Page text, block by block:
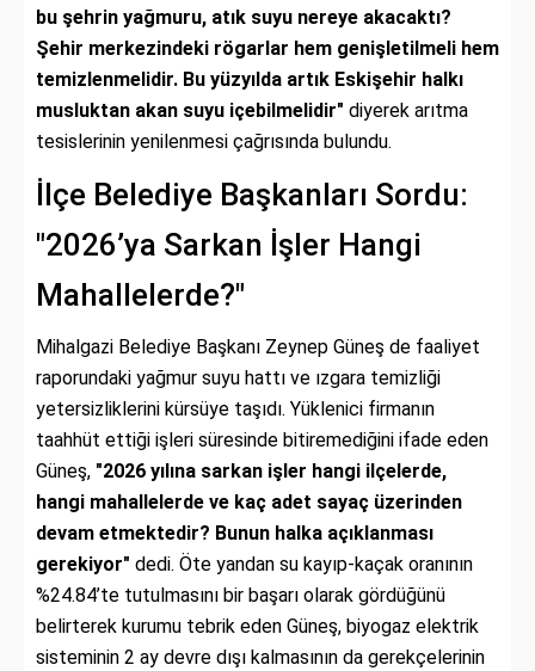
bu şehrin yağmuru, atık suyu nereye akacaktı?
Şehir merkezindeki rögarlar hem genişletilmeli hem
temizlenmelidir. Bu yüzyılda artık Eskişehir halkı
musluktan akan suyu içebilmelidir" diyerek arıtma
tesislerinin yenilenmesi çağrısında bulundu.
İlçe Belediye Başkanları Sordu:
"2026’ya Sarkan İşler Hangi
Mahallelerde?"
Mihalgazi Belediye Başkanı Zeynep Güneş de faaliyet
raporundaki yağmur suyu hattı ve ızgara temizliği
yetersizliklerini kürsüye taşıdı. Yüklenici firmanın
taahhüt ettiği işleri süresinde bitiremediğini ifade eden
Güneş, "2026 yılına sarkan işler hangi ilçelerde,
hangi mahallelerde ve kaç adet sayaç üzerinden
devam etmektedir? Bunun halka açıklanması
gerekiyor" dedi. Öte yandan su kayıp-kaçak oranının
%24.84’te tutulmasını bir başarı olarak gördüğünü
belirterek kurumu tebrik eden Güneş, biyogaz elektrik
sisteminin 2 ay devre dışı kalmasının da gerekçelerinin